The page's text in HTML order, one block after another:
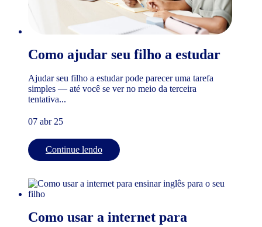
Como ajudar seu filho a estudar
Ajudar seu filho a estudar pode parecer uma tarefa
simples — até você se ver no meio da terceira
tentativa...
07 abr 25
Continue lendo
Como usar a internet para